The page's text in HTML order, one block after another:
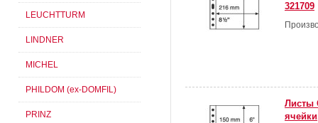
321709
Листы
LEUCHTTURM
LINDNER
MICHEL
PHILDOM (ex-DOMFIL)
PRINZ